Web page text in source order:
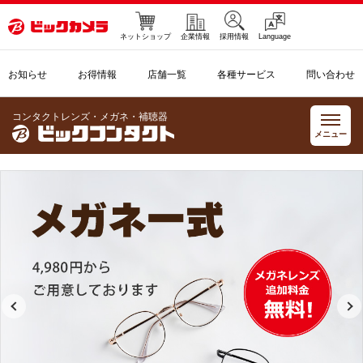
お知らせ お得情報 店舗一覧 各種サービス 問い合わせ
ネットショップ 企業情報 採用情報 Language
コンタクトレンズ・メガネ・補聴器
メニュー